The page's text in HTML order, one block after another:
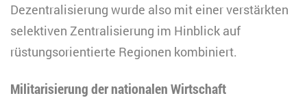
Dezentralisierung wurde also mit einer verstärkten
selektiven Zentralisierung im Hinblick auf
rüstungsorientierte Regionen kombiniert.
Militarisierung der nationalen Wirtschaft